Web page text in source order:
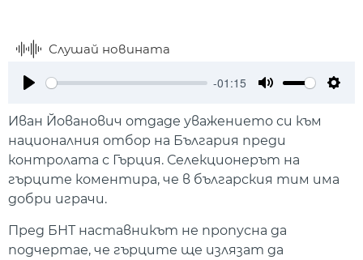
Слушай новината
-01:15
Иван Йованович отдаде уважението си към
националния отбор на България преди
контролата с Гърция. Селекционерът на
гърците коментира, че в българския тим има
добри играчи.
Пред БНТ наставникът не пропусна да
подчертае, че гърците ще излязат да